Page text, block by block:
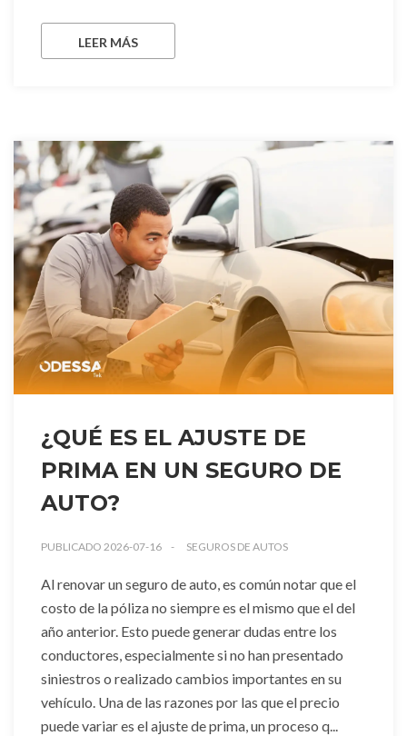
LEER MÁS
¿QUÉ ES EL AJUSTE DE
PRIMA EN UN SEGURO DE
AUTO?
PUBLICADO 2026-07-16 SEGUROS DE AUTOS
Al renovar un seguro de auto, es común notar que el
costo de la póliza no siempre es el mismo que el del
año anterior. Esto puede generar dudas entre los
conductores, especialmente si no han presentado
siniestros o realizado cambios importantes en su
vehículo. Una de las razones por las que el precio
puede variar es el ajuste de prima, un proceso q...